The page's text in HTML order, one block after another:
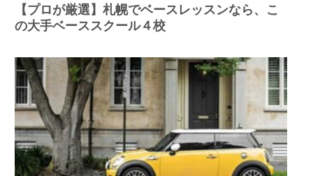
【プロが厳選】札幌でベースレッスンなら、こ
の大手ベーススクール４校